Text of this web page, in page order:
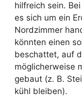
hilfreich sein.
es sich um ein
Nordzimmer
könnten einen
beschattet, auf
möglicherweise
gebaut (z. B.
kühl bleiben).